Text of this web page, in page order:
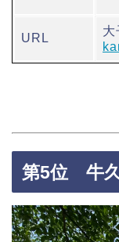
URL
第5位 牛久